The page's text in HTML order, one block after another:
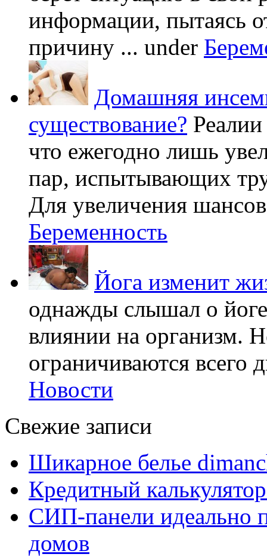
информации, пытаясь
причину ... under
Домашняя
существование?
что ежегодно лишь
пар, испытывающих
Для увеличения
Беременность
Йога изменит
однажды слышал о
влиянии на организм.
ограничиваются всего
Новости
Свежие записи
Шикарное белье
Кредитный
СИП-панели идеально
домов